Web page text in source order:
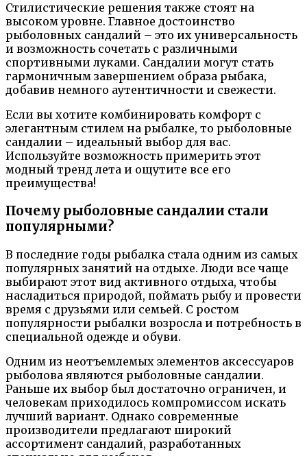
Стилистические решения также стоят на
высоком уровне. Главное достоинство
рыболовных сандалий – это их универсальность
и возможность сочетать с различными
спортивными луками. Сандалии могут стать
гармоничным завершением образа рыбака,
добавив немного аутентичности и свежести.
Если вы хотите комбинировать комфорт с
элегантным стилем на рыбалке, то рыболовные
сандалии – идеальный выбор для вас.
Используйте возможность примерить этот
модный тренд лета и ощутите все его
преимущества!
Почему рыболовные сандалии стали
популярными?
В последние годы рыбалка стала одним из самых
популярных занятий на отдыхе. Люди все чаще
выбирают этот вид активного отдыха, чтобы
насладиться природой, поймать рыбу и провести
время с друзьями или семьей. С ростом
популярности рыбалки возросла и потребность в
специальной одежде и обуви.
Одним из неотъемлемых элементов аксессуаров
рыболова являются рыболовные сандалии.
Раньше их выбор был достаточно ограничен, и
человекам приходилось компромиссом искать
лучший вариант. Однако современные
производители предлагают широкий
ассортимент сандалий, разработанных